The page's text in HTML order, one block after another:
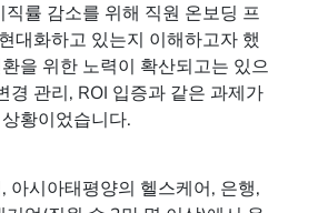
률 감소를 위해 직원 온보딩 프
대화하고 있는지 이해하고자 했
을 위한 노력이 확산되고는 있으
경 관리, ROI 입증과 같은 과제가
황이었습니다.
아시아태평양의 헬스케어, 은행,